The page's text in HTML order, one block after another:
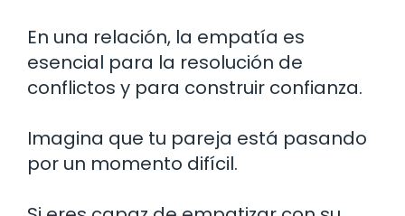
En una relación, la empatía es
esencial para la resolución de
conflictos y para construir confianza.
Imagina que tu pareja está pasando
por un momento difícil.